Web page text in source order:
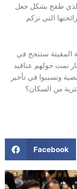
الذي طفح بشكل جعل
التي تزكم
نمت حولهم عناقيد
وتسببوا في تأخير
من السكان؟
Facebook